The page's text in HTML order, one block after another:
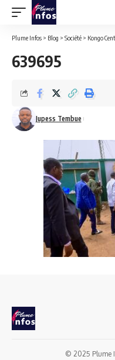
Plume Infos > Blog > Société > Kongo Central-
639695
Jupess Tembue
© 2025 Plume